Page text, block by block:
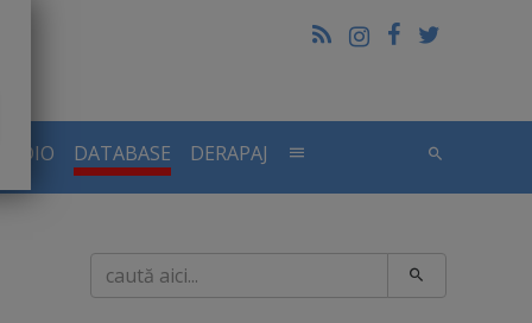
DATABASE DERAPAJ
Caută